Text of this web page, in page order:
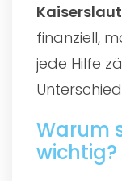
finanziell,
jede Hilfe
Warum
wichtig?